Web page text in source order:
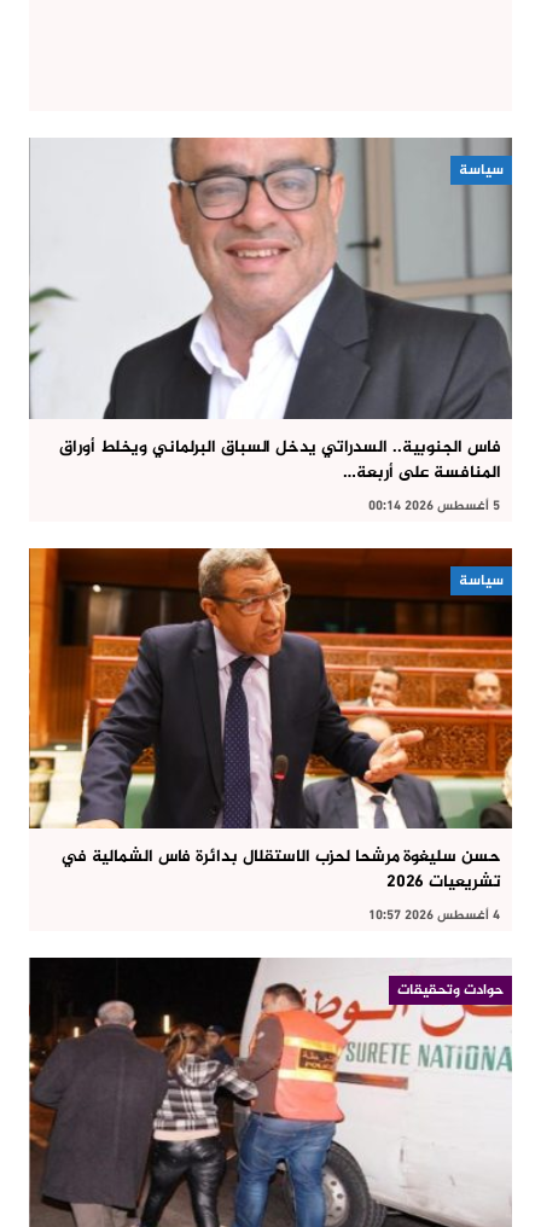
سياسة
فاس الجنوبية.. السدراتي يدخل السباق البرلماني ويخلط أوراق
المنافسة على أربعة…
5 أغسطس 2026 00:14
سياسة
حسن سليغوة مرشحا لحزب الاستقلال بدائرة فاس الشمالية في
تشريعيات 2026
4 أغسطس 2026 10:57
حوادت وتحقيقات